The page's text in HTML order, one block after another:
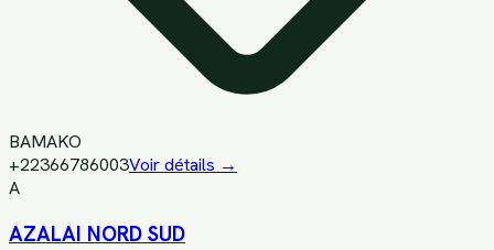
BAMAKO
+22366786003Voir détails →
A
AZALAI NORD SUD